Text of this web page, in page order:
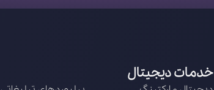
خدمات دیجیتال